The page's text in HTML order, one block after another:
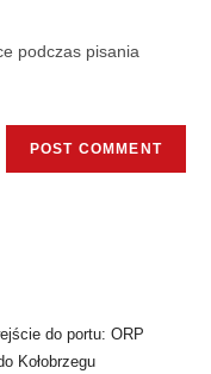
podczas pisania
do portu: ORP
Kołobrzegu